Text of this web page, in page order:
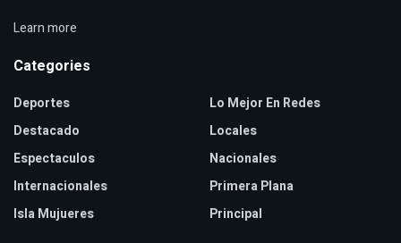
Learn more
Categories
Deportes
Destacado
Espectaculos
Internacionales
Isla Mujueres
Lo Mejor En Redes
Locales
Nacionales
Primera Plana
Principal